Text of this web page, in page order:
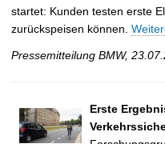
startet: Kunden testen erste
zurückspeisen können.
Pressemitteilung BMW,
Erste